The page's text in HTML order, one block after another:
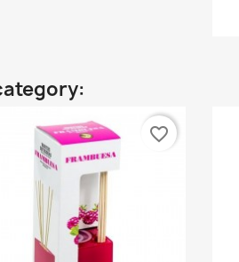
favorite_border